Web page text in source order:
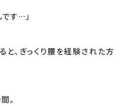
す…」
、ぎっくり腰を経験された方
。